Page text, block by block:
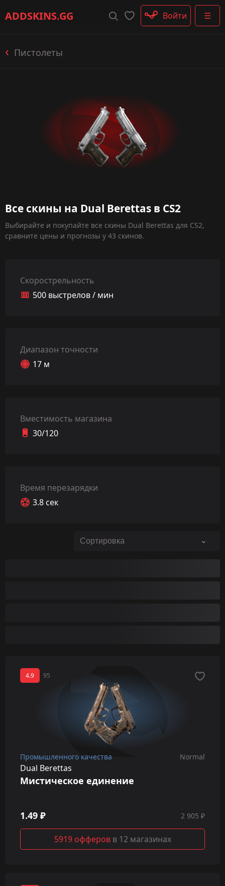
ADDSKINS.GG ☰
Пистолеты-пулемёты
Перчатки
Войти
Пистолеты
Все скины на Dual Berettas в CS2
Выбирайте и покупайте все скины Dual Berettas для CS2,
сравните цены и прогнозы у 43 скинов.
Скорострельность
500 выстрелов / мин
Диапазон точности
17 м
Вместимость магазина
30/120
Время перезарядки
3.8 сек
4.9 95
Промышленного качества Normal
Dual Berettas
Мистическое единение
1.49 ₽ 2 905 ₽
5919 офферов в 12 магазинах